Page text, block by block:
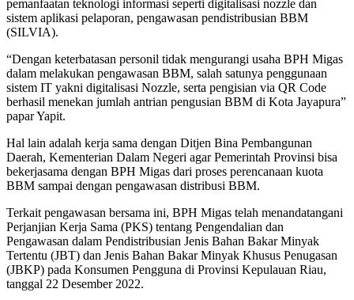
pemanfaatan teknologi informasi seperti digitalisasi nozzle dan
sistem aplikasi pelaporan, pengawasan pendistribusian BBM
(SILVIA).
“Dengan keterbatasan personil tidak mengurangi usaha BPH Migas
dalam melakukan pengawasan BBM, salah satunya penggunaan
sistem IT yakni digitalisasi Nozzle, serta pengisian via QR Code
berhasil menekan jumlah antrian pengusian BBM di Kota Jayapura”
papar Yapit.
Hal lain adalah kerja sama dengan Ditjen Bina Pembangunan
Daerah, Kementerian Dalam Negeri agar Pemerintah Provinsi bisa
bekerjasama dengan BPH Migas dari proses perencanaan kuota
BBM sampai dengan pengawasan distribusi BBM.
Terkait pengawasan bersama ini, BPH Migas telah menandatangani
Perjanjian Kerja Sama (PKS) tentang Pengendalian dan
Pengawasan dalam Pendistribusian Jenis Bahan Bakar Minyak
Tertentu (JBT) dan Jenis Bahan Bakar Minyak Khusus Penugasan
(JBKP) pada Konsumen Pengguna di Provinsi Kepulauan Riau,
tanggal 22 Desember 2022.